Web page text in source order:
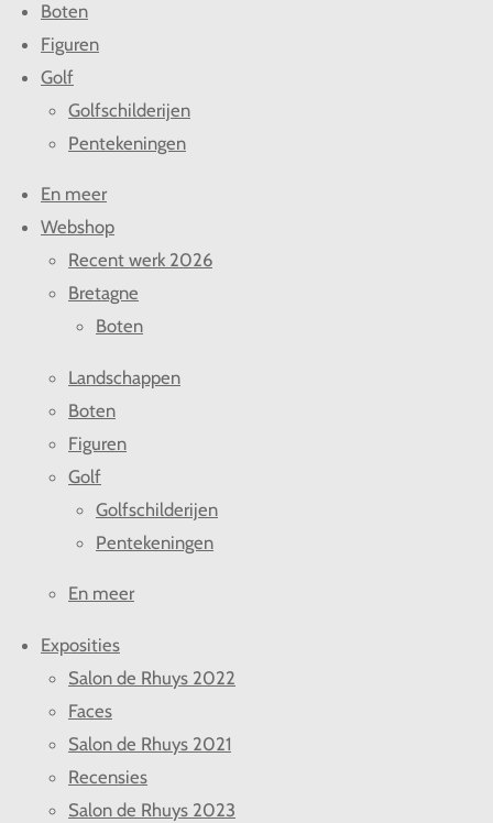
Boten
Figuren
Golf
Golfschilderijen
Pentekeningen
En meer
Webshop
Recent werk 2026
Bretagne
Boten
Landschappen
Boten
Figuren
Golf
Golfschilderijen
Pentekeningen
En meer
Exposities
Salon de Rhuys 2022
Faces
Salon de Rhuys 2021
Recensies
Salon de Rhuys 2023